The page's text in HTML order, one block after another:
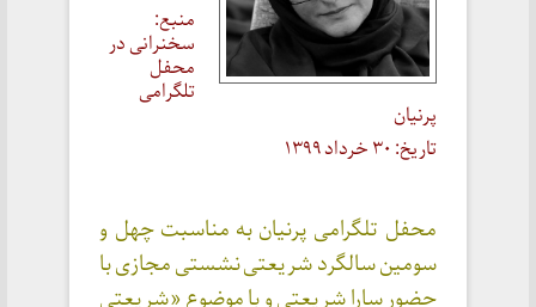
منبع:
سخنرانی در
محفل
تلگرامی
پرنیان
تاریخ: ۳۰ خرداد ۱۳۹۹
محفل تلگرامی پرنیان به مناسبت چهل و
سومین سالگرد شریعتی نشستی مجازی با
حضور سارا شریعتی و با موضوع «شریعتی